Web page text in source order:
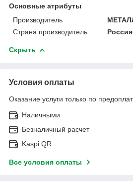
Основные атрибуты
Производитель
Страна производитель
Россия
Скрыть
Условия оплаты
Оказание услуги только по
Наличными
Безналичный расчет
Kaspi QR
Все условия оплаты